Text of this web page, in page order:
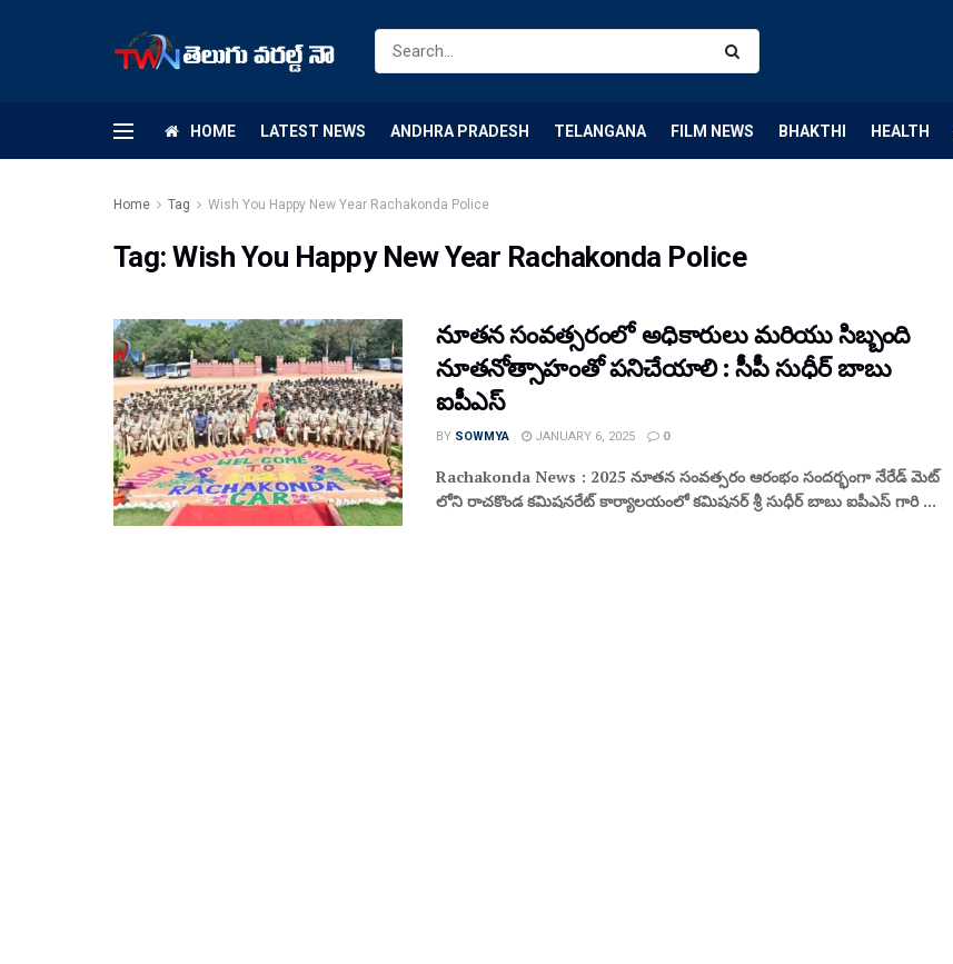
HOME LATEST NEWS ANDHRA PRADESH TELANGANA FILM NEWS BHAKTHI HEALTH
Home Tag Wish You Happy New Year Rachakonda Police
Tag:Wish You Happy New Year Rachakonda Police
నూతన సంవత్సరంలో అధికారులు మరియు సిబ్బంది
నూతనోత్సాహంతో పనిచేయాలి : సీపీ సుధీర్ బాబు
ఐపీఎస్
BY SOWMYA JANUARY 6, 2025 0
Rachakonda News : 2025 నూతన సంవత్సరం ఆరంభం సందర్భంగా నేరేడ్ మెట్
లోని రాచకొండ కమిషనరేట్ కార్యాలయంలో కమిషనర్ శ్రీ సుధీర్ బాబు ఐపీఎస్ గారి ...